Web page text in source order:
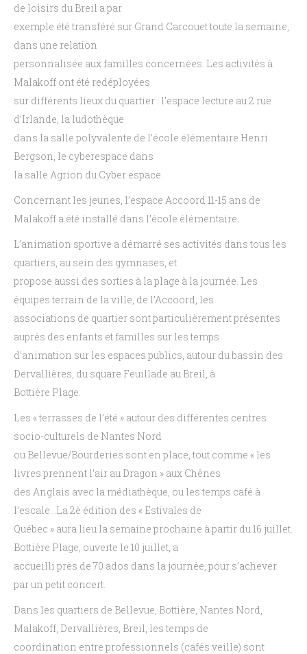
de loisirs du Breil a par
exemple été transféré sur Grand Carcouet toute la semaine,
dans une relation
personnalisée aux familles concernées. Les activités à
Malakoff ont été redéployées
sur différents lieux du quartier : l’espace lecture au 2 rue
d’Irlande, la ludothèque
dans la salle polyvalente de l’école élémentaire Henri
Bergson, le cyberespace dans
la salle Agrion du Cyber espace.
Concernant les jeunes, l’espace Accoord 11-15 ans de
Malakoff a été installé dans l’école élémentaire.
L’animation sportive a démarré ses activités dans tous les
quartiers, au sein des gymnases, et
propose aussi des sorties à la plage à la journée. Les
équipes terrain de la ville, de l’Accoord, les
associations de quartier sont particulièrement présentes
auprès des enfants et familles sur les temps
d’animation sur les espaces publics, autour du bassin des
Dervallières, du square Feuillade au Breil, à
Bottière Plage.
Les « terrasses de l’été » autour des différentes centres
socio-culturels de Nantes Nord
ou Bellevue/Bourderies sont en place, tout comme « les
livres prennent l’air au Dragon » aux Chênes
des Anglais avec la médiathèque, ou les temps café à
l’escale…La 2è édition des « Estivales de
Québec » aura lieu la semaine prochaine à partir du 16 juillet.
Bottière Plage, ouverte le 10 juillet, a
accueilli près de 70 ados dans la journée, pour s’achever
par un petit concert.
Dans les quartiers de Bellevue, Bottière, Nantes Nord,
Malakoff, Dervallières, Breil, les temps de
coordination entre professionnels (cafés veille) sont